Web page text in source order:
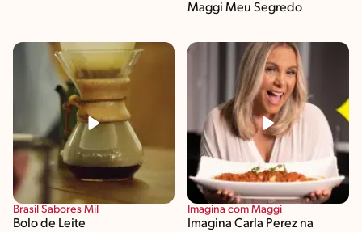
Maggi Meu Segredo
Brasil Sabores Mil
Bolo de Leite
Imagina com Maggi
Imagina Carla Perez na